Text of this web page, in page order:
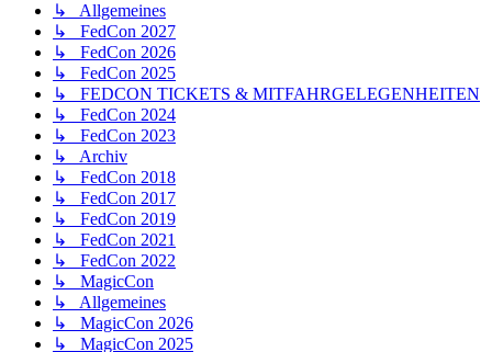
↳ Allgemeines
↳ FedCon 2027
↳ FedCon 2026
↳ FedCon 2025
↳ FEDCON TICKETS & MITFAHRGELEGENHEITEN
↳ FedCon 2024
↳ FedCon 2023
↳ Archiv
↳ FedCon 2018
↳ FedCon 2017
↳ FedCon 2019
↳ FedCon 2021
↳ FedCon 2022
↳ MagicCon
↳ Allgemeines
↳ MagicCon 2026
↳ MagicCon 2025